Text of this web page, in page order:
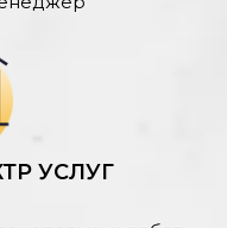
УСЛУГ